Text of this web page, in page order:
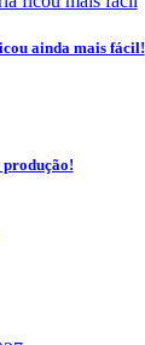
ainda mais fácil!
produção!